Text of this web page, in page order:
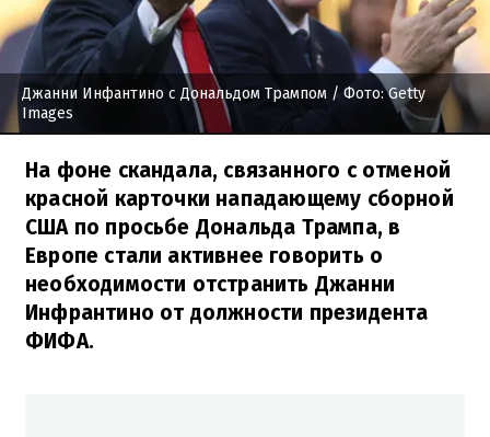
Джанни Инфантино с Дональдом Трампом / Фото: Getty
Images
На фоне скандала, связанного с отменой
красной карточки нападающему сборной
США по просьбе Дональда Трампа, в
Европе стали активнее говорить о
необходимости отстранить Джанни
Инфрантино от должности президента
ФИФА.